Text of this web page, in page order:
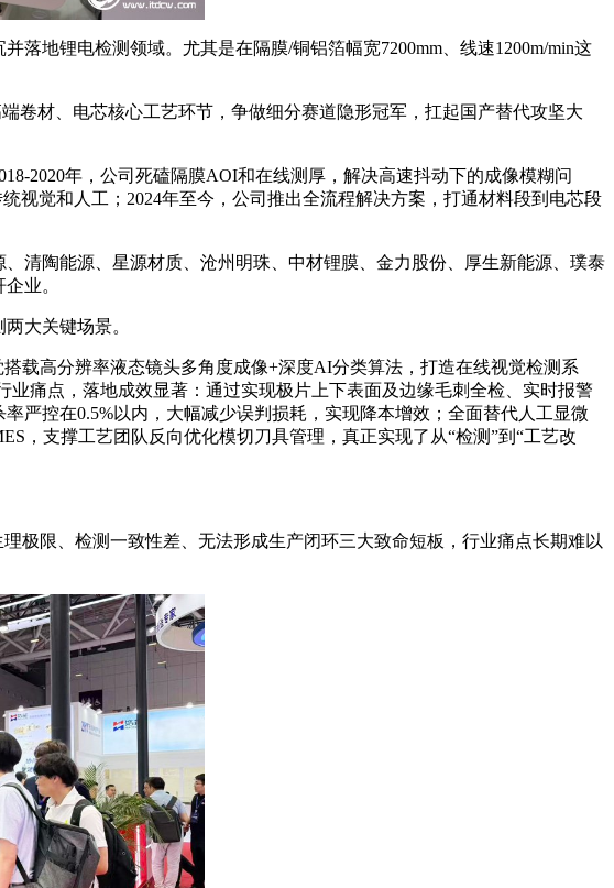
地锂电检测领域。尤其是在隔膜/铜铝箔幅宽7200mm、线速1200m/min这
卷材、电芯核心工艺环节，争做细分赛道隐形冠军，扛起国产替代攻坚大
2020年，公司死磕隔膜AOI和在线测厚，解决高速抖动下的成像模糊问
视觉和人工；2024年至今，公司推出全流程解决方案，打通材料段到电芯段
清陶能源、星源材质、沧州明珠、中材锂膜、金力股份、厚生新能源、璞泰
业。
大关键场景。
载高分辨率液态镜头多角度成像+深度AI分类算法，打造在线视觉检测系
痛点，落地成效显著：通过实现极片上下表面及边缘毛刺全检、实时报警
严控在0.5%以内，大幅减少误判损耗，实现降本增效；全面替代人工显微
，支撑工艺团队反向优化模切刀具管理，真正实现了从“检测”到“工艺改
极限、检测一致性差、无法形成生产闭环三大致命短板，行业痛点长期难以